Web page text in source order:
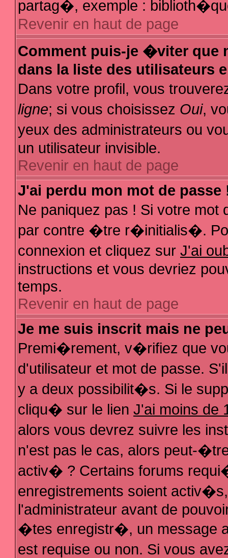
partag�, exemple :
Revenir en haut de page
Comment puis-je �viter que
dans la liste des utilisateurs
Dans votre profil, vous
ligne; si vous choisissez Oui,
yeux des administrateurs ou
un utilisateur invisible.
Revenir en haut de page
J'ai perdu mon mot de passe
Ne paniquez pas ! Si votre
par contre �tre r�initialis�.
connexion et cliquez sur J'ai
instructions et vous devriez
temps.
Revenir en haut de page
Je me suis inscrit mais ne
Premi�rement, v�rifiez que
d'utilisateur et mot de passe.
y a deux possibilit�s. Si le
cliqu� sur le lien J'ai moins de
alors vous devrez suivre les
n'est pas le cas, alors peut-
activ� ? Certains forums
enregistrements soient
l'administrateur avant de
�tes enregistr�, un message
est requise ou non. Si vous